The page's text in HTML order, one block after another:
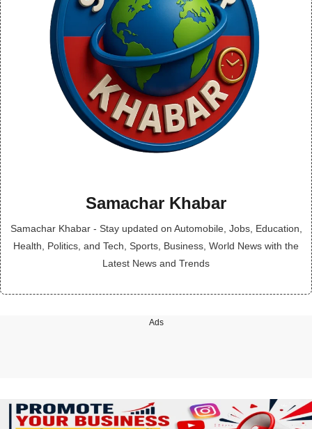
Samachar Khabar
Samachar Khabar - Stay updated on Automobile, Jobs, Education,
Health, Politics, and Tech, Sports, Business, World News with the
Latest News and Trends
Ads